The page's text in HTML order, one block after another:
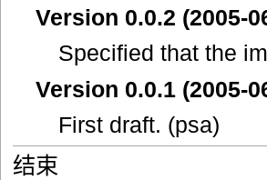
Version 0.0.2 (2005-
Specified that the
Version 0.0.1 (2005-
First draft. (psa)
结束